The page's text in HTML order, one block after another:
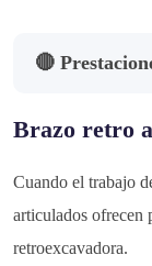
🔴
Brazo retro
Cuando el trabajo
articulados ofrecen
retroexcavadora.